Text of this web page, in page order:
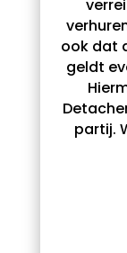
ook dat
geldt
partij.